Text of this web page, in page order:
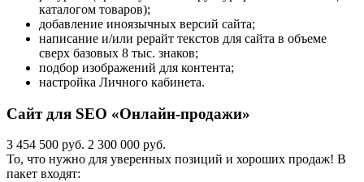
каталогом товаров);
добавление иноязычных версий сайта;
написание и/или рерайт текстов для сайта в объеме
сверх базовых 8 тыс. знаков;
подбор изображений для контента;
настройка Личного кабинета.
Сайт для SEO «Онлайн-продажи»
3 454 500 руб. 2 300 000 руб.
То, что нужно для уверенных позиций и хороших продаж! В
пакет входят: